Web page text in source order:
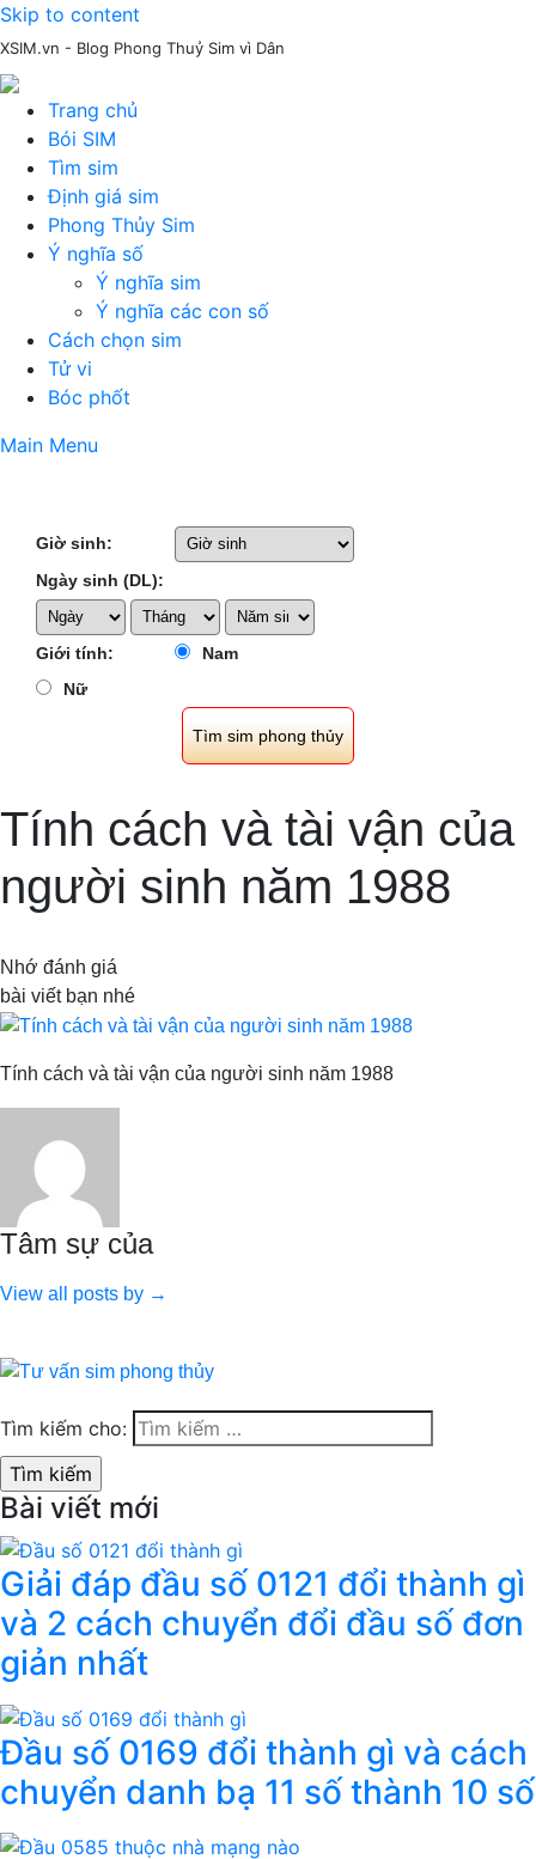
Skip to content
XSIM.vn - Blog Phong Thuỷ Sim vì Dân
Trang chủ
Bói SIM
Tìm sim
Định giá sim
Phong Thủy Sim
Ý nghĩa số
Ý nghĩa sim
Ý nghĩa các con số
Cách chọn sim
Tử vi
Bóc phốt
Main Menu
Giờ sinh:
Ngày sinh (DL):
Giới tính:
Nam
Nữ
Tính cách và tài vận của
người sinh năm 1988
Nhớ đánh giá
bài viết bạn nhé
Tính cách và tài vận của người sinh năm 1988
Tâm sự của
View all posts by →
Tìm kiếm cho:
Bài viết mới
Giải đáp đầu số 0121 đổi thành gì
và 2 cách chuyển đổi đầu số đơn
giản nhất
Đầu số 0169 đổi thành gì và cách
chuyển danh bạ 11 số thành 10 số